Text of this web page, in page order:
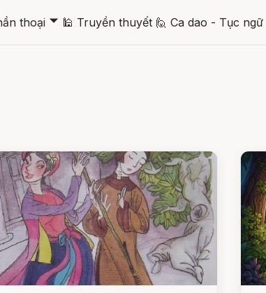
thoại 🞃 🕌 Truyền thuyết 🙋 Ca dao - Tục ngữ